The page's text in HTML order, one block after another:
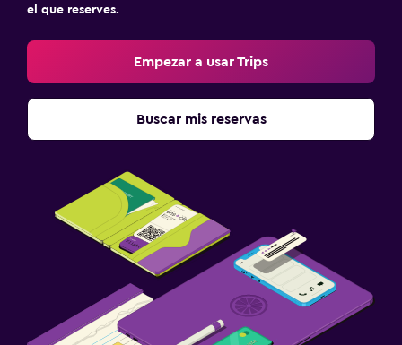
el que reserves.
Empezar a usar Trips
Buscar mis reservas